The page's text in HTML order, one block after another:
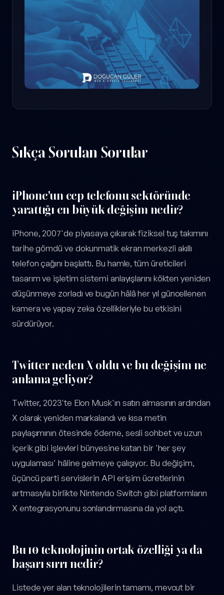
Sıkça Sorulan Sorular
iPhone'un cep telefonu sektöründe
yarattığı en büyük değişim nedir?
iPhone, 2007'de piyasaya çıkarak fiziksel tuş takımını
tarihe gömdü ve dokunmatik ekran merkezli akıllı
telefon çağını başlattı. Bu hamle, tüm üreticileri
tasarım ve işletim sistemi anlayışlarını kökten yeniden
düşünmeye zorladı ve bugün hâlâ her yıl güncellenen
kamera ve yapay zeka özellikleriyle bu etkisini
sürdürüyor.
Twitter neden X oldu ve bu değişim ne
anlama geliyor?
Twitter, 2023'te Elon Musk'ın satın almasının ardından
X olarak yeniden markalandı ve kısa metin
paylaşımının ötesinde ödeme, sesli sohbet ve uzun
içerik gibi işlevleri bünyesine katan bir 'her şey
uygulaması' hâline gelmeye çalışıyor. Bu değişim,
üçüncü parti servislerin API erişim ücretlerinin
artmasıyla birlikte Nintendo Switch gibi platformların
X entegrasyonunu sonlandırmasına da yol açtı.
Bu 10 teknolojinin ortak özelliği ya da
başarı sırrı nedir?
Listede yer alan teknolojilerin tamamı, mevcut bir